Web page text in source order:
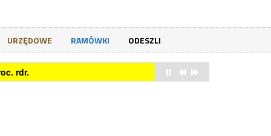
URZĘDOWE RAMÓWKI ODESZLI
rdr.